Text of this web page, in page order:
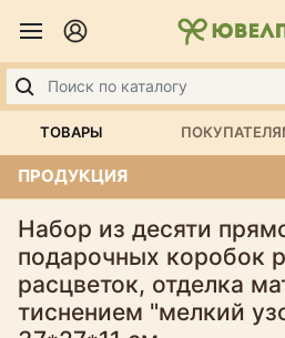
ТОВАРЫ
ПРОДУКЦИЯ
Набор из десяти
подарочных коробок
расцветок, отделка
тиснением "мелкий